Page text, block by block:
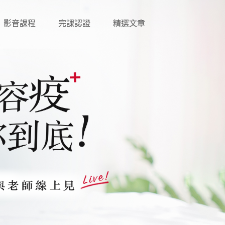
影音課程 完課認證 精選文章